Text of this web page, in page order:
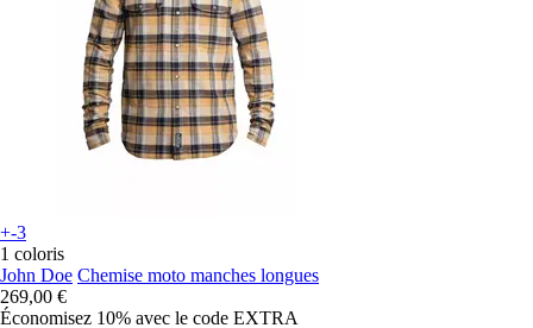
+-3
1 coloris
John Doe Chemise moto manches longues
269,00 €
Économisez 10% avec le code EXTRA